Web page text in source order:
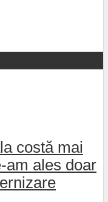
costă mai
am ales doar